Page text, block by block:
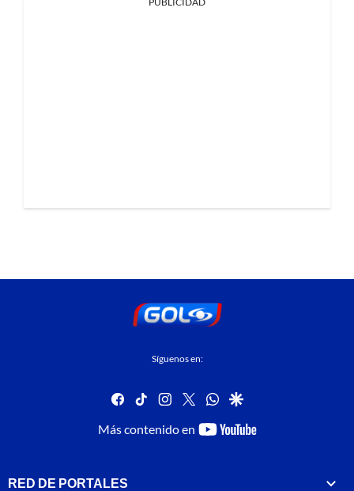
Síguenos en:
facebook
tiktok instagram
twitterwhatsapp
google
Más contenido en
youtube-
RED DE PORTALES